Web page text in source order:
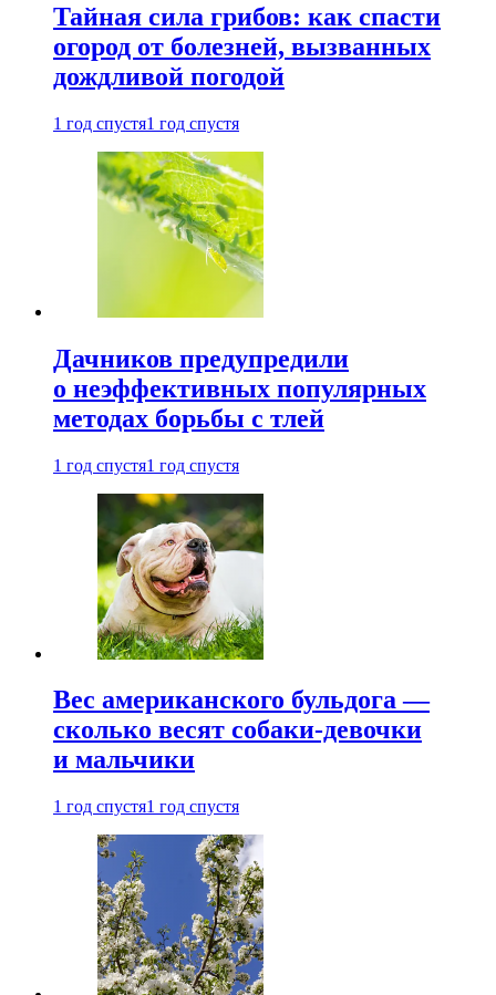
Тайная сила грибов: как спасти
огород от болезней, вызванных
дождливой погодой
1 год спустя1 год спустя
Дачников предупредили
о неэффективных популярных
методах борьбы с тлей
1 год спустя1 год спустя
Вес американского бульдога —
сколько весят собаки-девочки
и мальчики
1 год спустя1 год спустя